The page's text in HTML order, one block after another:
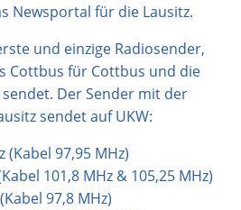
o
k
Newsportal für die Lausitz.
und einzige Radiosender,
Cottbus für Cottbus und die
Der Sender mit der
sendet auf UKW:
(Kabel 97,95 MHz)
101,8 MHz & 105,25 MHz)
97,8 MHz)